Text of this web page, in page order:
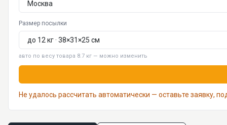
Размер посылки
авто по весу товара 8.7 кг — можно изменить
Не удалось рассчитать автоматически — оставьте заявку,